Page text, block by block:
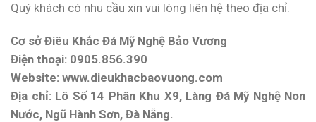
Quý khách có nhu cầu xin vui lòng liên hệ theo địa chỉ.
Cơ sở Điêu Khắc Đá Mỹ Nghệ Bảo Vương
Điện thoại: 0905.856.390
Website: www.dieukhacbaovuong.com
Địa chỉ: Lô Số 14 Phân Khu X9, Làng Đá Mỹ Nghệ Non
Nước, Ngũ Hành Sơn, Đà Nẵng.